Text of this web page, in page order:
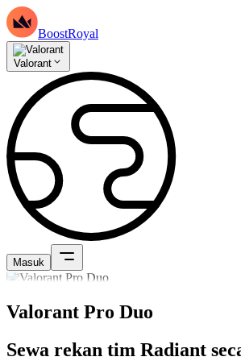
BoostRoyal
Valorant
Masuk
Valorant Pro Duo
Sewa rekan tim Radiant